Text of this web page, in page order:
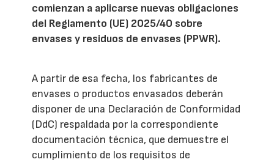
comienzan a aplicarse nuevas obligaciones
del Reglamento (UE) 2025/40 sobre
envases y residuos de envases (PPWR).
A partir de esa fecha, los fabricantes de
envases o productos envasados deberán
disponer de una Declaración de Conformidad
(DdC) respaldada por la correspondiente
documentación técnica, que demuestre el
cumplimiento de los requisitos de